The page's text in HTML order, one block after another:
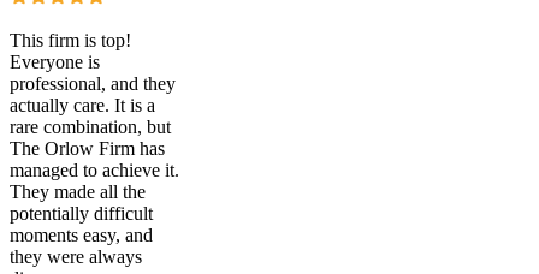
This firm is top!
Everyone is
professional, and they
actually care. It is a
rare combination, but
The Orlow Firm has
managed to achieve it.
They made all the
potentially difficult
moments easy, and
they were always